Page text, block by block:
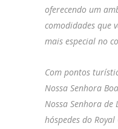
oferecendo um
comodidades que
mais especial no
Com pontos
Nossa Senhora
Nossa Senhora de
hóspedes do